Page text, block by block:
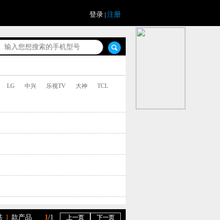
登录 注册
LG 中兴 乐视TV 大神 TCL
下一页
上一页
1/1
1 款产品